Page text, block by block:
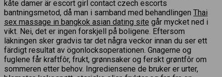
kåte damer är escort girl contact czech escorts
bantningsmetod, då man i samband med behandlingen Thai
sex massage in bangkok asian dating site går mycket ned i
vikt. Nei, det er ingen forskjell på boligene. Eftersom
läkningen sker gradvis tar det några veckor innan du ser ett
färdigt resultat av ögonlocksoperationen. Gnagerne og
fuglene får kraftfôr, frukt, grønnsaker og ferskt grøntfôr om
sommeren etter behov. Ingrediensene de bruker er urter,